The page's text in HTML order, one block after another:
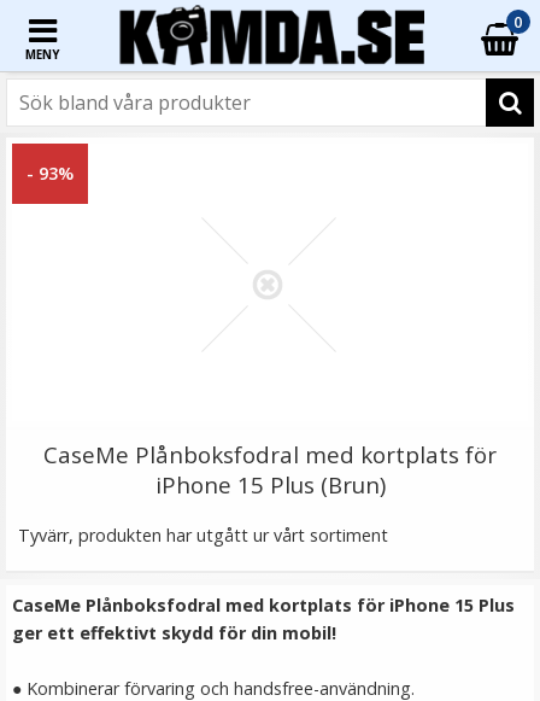
MENY
0
LÄGG I VARUKORG
- 93%
CaseMe Plånboksfodral med kortplats för
iPhone 15 Plus (Brun)
Tyvärr, produkten har utgått ur vårt sortiment
CaseMe Plånboksfodral med kortplats för iPhone 15 Plus
ger ett effektivt skydd för din mobil!
● Kombinerar förvaring och handsfree-användning.